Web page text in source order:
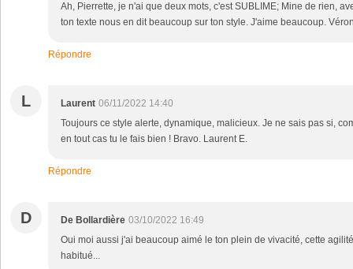
Ah, Pierrette, je n'ai que deux mots, c'est SUBLIME; Mine de rien,
ton texte nous en dit beaucoup sur ton style. J'aime beaucoup.
Répondre
L Laurent 06/11/2022 14:40
Toujours ce style alerte, dynamique, malicieux. Je ne sais pas si,
en tout cas tu le fais bien ! Bravo. Laurent E.
Répondre
D De Bollardière 03/10/2022 16:49
Oui moi aussi j'ai beaucoup aimé le ton plein de vivacité, cette
habitué...